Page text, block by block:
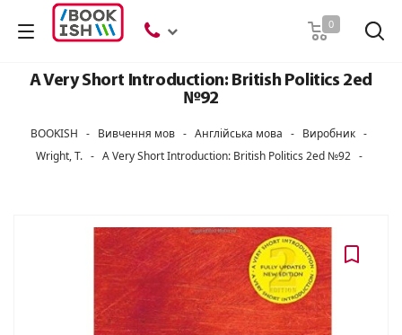
0
A Very Short Introduction: British Politics 2ed
№92
BOOKISH - Вивчення мов - Англійська мова - Виробник -
Wright, T. - A Very Short Introduction: British Politics 2ed №92 -